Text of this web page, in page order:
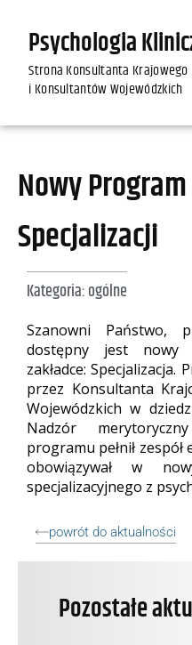
Psychologia
Strona Konsultanta Krajowego
i Konsultantów Wojewódzkich
Pozostałe
Nowy Program
Specjalizacji
Kategoria:ogólne
Szanowni Państwo,
dostępny jest nowy
zakładce: Specjalizacja.
przez Konsultanta
Wojewódzkich w
Nadzór
programu pełnił
obowiązywał w
specjalizacyjnego z
powrót do aktualności